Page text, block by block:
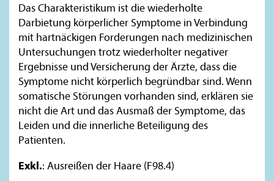
Das Charakteristikum ist die wiederholte
Darbietung körperlicher Symptome in Verbindung
mit hartnäckigen Forderungen nach medizinischen
Untersuchungen trotz wiederholter negativer
Ergebnisse und Versicherung der Ärzte, dass die
Symptome nicht körperlich begründbar sind. Wenn
somatische Störungen vorhanden sind, erklären sie
nicht die Art und das Ausmaß der Symptome, das
Leiden und die innerliche Beteiligung des
Patienten.
Exkl.: Ausreißen der Haare (F98.4)